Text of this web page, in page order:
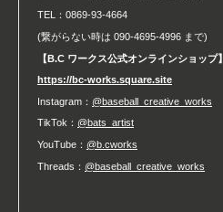
TEL：0869-93-4664
(繋がらない時は 090-4695-4996 まで)
【B.C ワークス公式オンラインショップ】
https://bc-works.square.site
Instagram： @baseball_creative_works
TikTok： @bats_artist
YouTube： @b.cworks
Threads： @baseball_creative_works